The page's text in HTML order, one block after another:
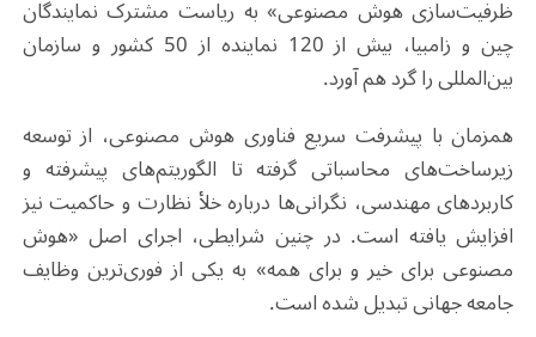
ظرفیت‌سازی هوش مصنوعی» به ریاست مشترک نمایندگان
چین و زامبیا، بیش از 120 نماینده از 50 کشور و سازمان
بین‌المللی را گرد هم آورد.
همزمان با پیشرفت سریع فناوری هوش مصنوعی، از توسعه
زیرساخت‌های محاسباتی گرفته تا الگوریتم‌های پیشرفته و
کاربردهای مهندسی، نگرانی‌ها درباره خلأ نظارت و حاکمیت نیز
افزایش یافته است. در چنین شرایطی، اجرای اصل «هوش
مصنوعی برای خیر و برای همه» به یکی از فوری‌ترین وظایف
جامعه جهانی تبدیل شده است.